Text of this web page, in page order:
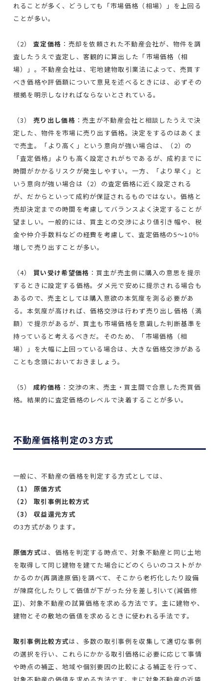
れることが多く、どうしても「市場価格（相場）」を上回る
ことが多い。
（2） 査定価格 ：売却を依頼された不動産会社が、物件を調
査したうえで査定し、客観的に算出した「市場価格（相
場）」。不動産会社は、宅地建物取引業法によって、売買す
べき価格や評価額について意見を述べるときには、必ずその
根拠を明示しなければならないとされている。
（3） 売り出し価格 ：売主が不動産会社と相談したうえで決
定した、物件を市場に売り出す価格。決定をするのはあくま
で売主。「より高く」という意向が強い場合は、（2）の
「査定価格」よりも高く設定されがちであるが、成約までに
時間がかかるリスクが発生しやすい。一方、「より早く」と
いう意向が強い場合は（2）の査定価格に近く設定される
が、だからといって成約が保証されるものではない。価格と
売却決定までの時間を考慮してバランスよく決定することが
望ましい。一般的には、買主との交渉により値引き幅や、税
金や仲介手数料などの経費を考慮して、査定価格の5～10％
増しで売り出すことが多い。
（4） 買い受け希望価格 ：買主が売主側に購入の意思を提示
するときに設定する価格。ダメ元で安めに提示される場合も
あるので、売主としては購入意欲の本気度を測る必要があ
る。本気度が高ければ、価格交渉は行わず売り出し価格（満
額）で提示があるが、買主も市場価格を意識した判断基準を
持っていると考えるべきだ。そのため、「市場価格（相
場）」を大幅に上回っている場合は、大きな価格交渉がある
ことも念頭においておきましょう。
（5） 成約価格 ：交渉の末、売主・買主間で合意した売買価
格。結果的に査定価格のレベルで決着することが多い。
不動産価格判定の3方式
一般に、不動産の価格を判定する方式としては、
（1） 原価方式
（2） 取引事例比較方式
（3） 収益還元方式
の3方式があります。
原価方式は、価格を判定する時点で、対象不動産と同じ土地
を取得して同じ建物を建てた場合にどのくらいのコストがか
かるのか(再調達原価)を調べて、そこから老朽化したり設備
が陳腐化したりして価値が下がった分を差し引いて(減価修
正)、対象不動産の試算価格を求める方法です。主に建物や、
建物とその敷地の価値を求めるときに使われる手法です。
取引事例比較方式は、多数の取引事例を収集して適切な事例
の選択を行い、これらにかかる取引価格に必要に応じて事情
や時点の補正、地域や個別要因の比較による補正を行って、